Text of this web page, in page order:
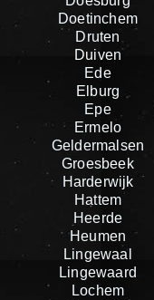
Doetinchem
Druten
Duiven
Ede
Elburg
Epe
Ermelo
Geldermalsen
Groesbeek
Harderwijk
Hattem
Heerde
Heumen
Lingewaal
Lingewaard
Lochem